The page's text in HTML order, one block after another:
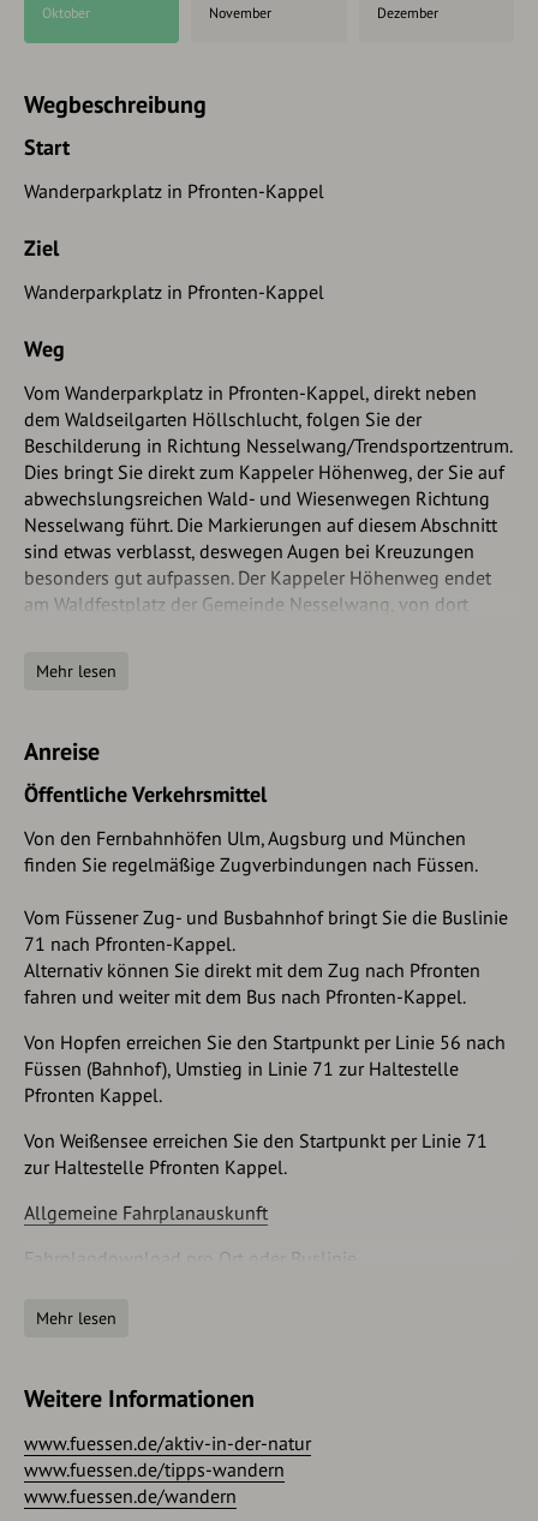
Oktober November Dezember
Wegbeschreibung
Start
Wanderparkplatz in Pfronten-Kappel
Ziel
Wanderparkplatz in Pfronten-Kappel
Weg
Vom Wanderparkplatz in Pfronten-Kappel, direkt neben
dem Waldseilgarten Höllschlucht, folgen Sie der
Beschilderung in Richtung Nesselwang/Trendsportzentrum.
Dies bringt Sie direkt zum Kappeler Höhenweg, der Sie auf
abwechslungsreichen Wald- und Wiesenwegen Richtung
Nesselwang führt. Die Markierungen auf diesem Abschnitt
sind etwas verblasst, deswegen Augen bei Kreuzungen
besonders gut aufpassen. Der Kappeler Höhenweg endet
am Waldfestplatz der Gemeinde Nesselwang, von dort
Wasserfallweg führt Sie über etliche Treppenstufen vorbei
zum Sportheim Böck lohnt sich, da es die erste von vielen
Einkehrmöglichkeiten ist und vor allem mit der tollen
Böck führt die Tour wenige hundert Meter hinab über die
Forststraße, bis Sie nach rechts in Richtung Kappeler Alp
nach kurzer Zeit die Kappeler Alp. Die Tour führt von dort
aus über die Fahrstraße hinunter bis Sie rechts zur
Hündeleskopfhütte abbiegen. Von der Hütte geht es auf
demselben Weg zurück bis zur Fahrstraße, von wo aus Sie
Tour gelangen.
Alternativer Startpunkt für die Tour ist der Parkplatz an der
Alpspitzbahn in Nesselwang.
Mehr lesen
Anreise
Öffentliche Verkehrsmittel
Von den Fernbahnhöfen Ulm, Augsburg und München
finden Sie regelmäßige Zugverbindungen nach Füssen.
Vom Füssener Zug- und Busbahnhof bringt Sie die Buslinie
71 nach Pfronten-Kappel.
Alternativ können Sie direkt mit dem Zug nach Pfronten
fahren und weiter mit dem Bus nach Pfronten-Kappel.
Von Hopfen erreichen Sie den Startpunkt per Linie 56 nach
Füssen (Bahnhof), Umstieg in Linie 71 zur Haltestelle
Pfronten Kappel.
Von Weißensee erreichen Sie den Startpunkt per Linie 71
zur Haltestelle Pfronten Kappel.
Allgemeine Fahrplanauskunft
Fahrplandownload pro Ort oder Buslinie
Anfahrt
gelangen Sie von Füssen aus nach Pfronten-Kappel.
Parken
Direkt neben dem Waldseilgarten Höllschlucht steht ein
Wanderparkplatz zur Verfügung. Alternativer
Mehr lesen
Weitere Informationen
www.fuessen.de/aktiv-in-der-natur
www.fuessen.de/tipps-wandern
www.fuessen.de/wandern